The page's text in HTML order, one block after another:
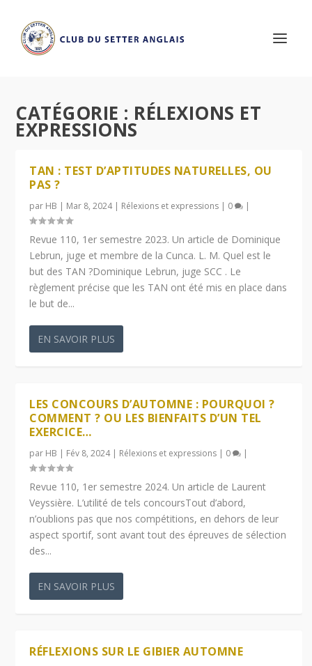
CATÉGORIE : RÉLEXIONS ET
EXPRESSIONS
TAN : TEST D’APTITUDES NATURELLES, OU
PAS ?
par HB | Mar 8, 2024| Rélexions et expressions | 0 |
Revue 110, 1er semestre 2023. Un article de Dominique
Lebrun, juge et membre de la Cunca. L. M. Quel est le
but des TAN ?Dominique Lebrun, juge SCC . Le
règlement précise que les TAN ont été mis en place dans
le but de...
EN SAVOIR PLUS
LES CONCOURS D’AUTOMNE : POURQUOI ?
COMMENT ? OU LES BIENFAITS D’UN TEL
EXERCICE…
par HB | Fév 8, 2024| Rélexions et expressions | 0 |
Revue 110, 1er semestre 2024. Un article de Laurent
Veyssière. L’utilité de tels concoursTout d’abord,
n’oublions pas que nos compétitions, en dehors de leur
aspect sportif, sont avant tout des épreuves de sélection
des...
EN SAVOIR PLUS
RÉFLEXIONS SUR LE GIBIER AUTOMNE